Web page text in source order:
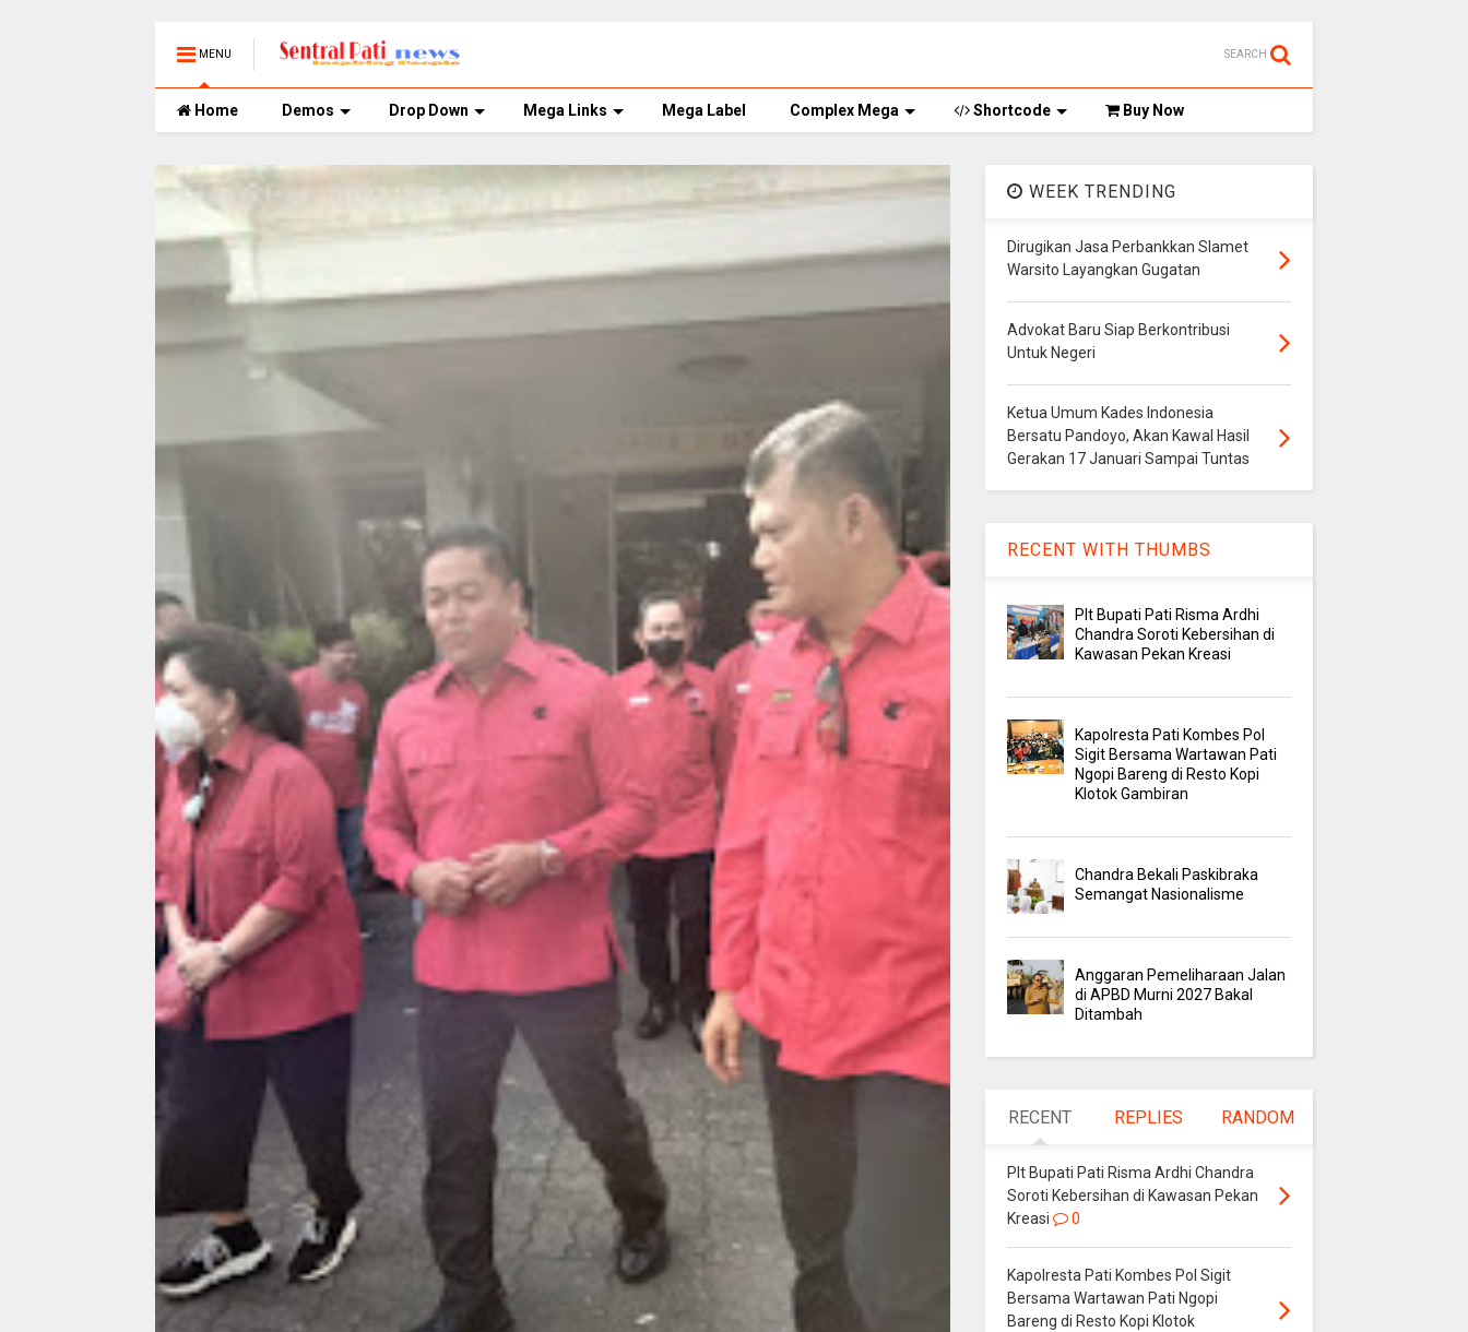
MENU SEARCH
Home Demos Drop Down Mega Links Mega Label Complex Mega Shortcode Buy Now
WEEK TRENDING
Dirugikan Jasa Perbankkan Slamet
Warsito Layangkan Gugatan
Advokat Baru Siap Berkontribusi
Untuk Negeri
Ketua Umum Kades Indonesia
Bersatu Pandoyo, Akan Kawal Hasil
Gerakan 17 Januari Sampai Tuntas
RECENT WITH THUMBS
Plt Bupati Pati Risma Ardhi
Chandra Soroti Kebersihan di
Kawasan Pekan Kreasi
Kapolresta Pati Kombes Pol
Sigit Bersama Wartawan Pati
Ngopi Bareng di Resto Kopi
Klotok Gambiran
Chandra Bekali Paskibraka
Semangat Nasionalisme
Anggaran Pemeliharaan Jalan
di APBD Murni 2027 Bakal
Ditambah
RECENT REPLIES RANDOM
Plt Bupati Pati Risma Ardhi Chandra
Soroti Kebersihan di Kawasan Pekan
Kreasi
0
Kapolresta Pati Kombes Pol Sigit
Bersama Wartawan Pati Ngopi
Bareng di Resto Kopi Klotok